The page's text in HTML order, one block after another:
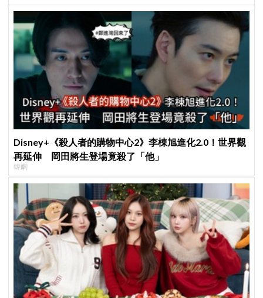
Disney+《殺人者的購物中心2》李棟旭進化2.0！世界觀
再延伸 岡田將生登場竟殺了「他」
韓劇